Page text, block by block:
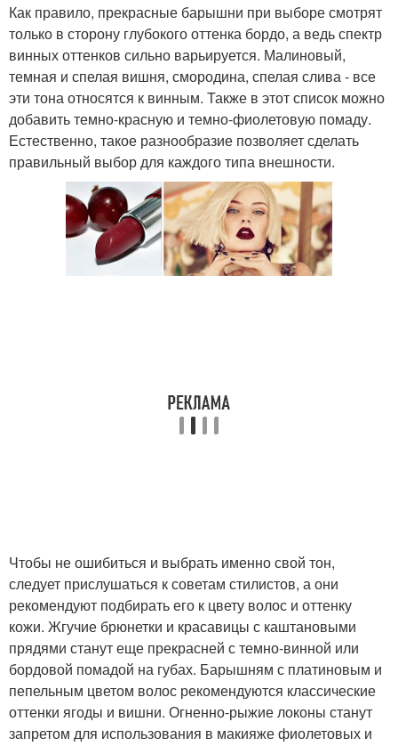
Как правило, прекрасные барышни при выборе смотрят
только в сторону глубокого оттенка бордо, а ведь спектр
винных оттенков сильно варьируется. Малиновый,
темная и спелая вишня, смородина, спелая слива - все
эти тона относятся к винным. Также в этот список можно
добавить темно-красную и темно-фиолетовую помаду.
Естественно, такое разнообразие позволяет сделать
правильный выбор для каждого типа внешности.
Чтобы не ошибиться и выбрать именно свой тон,
следует прислушаться к советам стилистов, а они
рекомендуют подбирать его к цвету волос и оттенку
кожи. Жгучие брюнетки и красавицы с каштановыми
прядями станут еще прекрасней с темно-винной или
бордовой помадой на губах. Барышням с платиновым и
пепельным цветом волос рекомендуются классические
оттенки ягоды и вишни. Огненно-рыжие локоны станут
запретом для использования в макияже фиолетовых и